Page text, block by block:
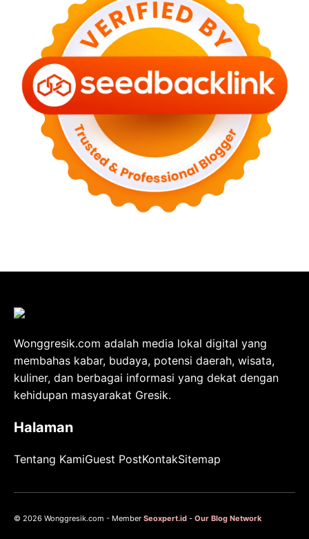
Wonggresik.com adalah media lokal digital yang
membahas kabar, budaya, potensi daerah, wisata,
kuliner, dan berbagai informasi yang dekat dengan
kehidupan masyarakat Gresik.
Halaman
Tentang KamiGuest PostKontakSitemap
© 2026 Wonggresik.com - Member Seoxpert.id - Our Blog Network